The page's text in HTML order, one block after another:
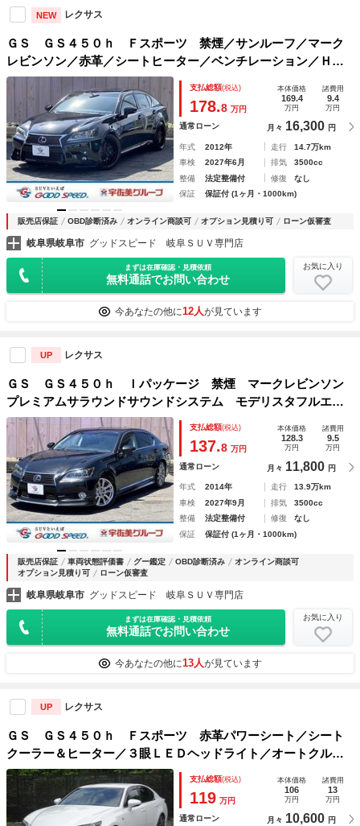
NEW レクサス
ＧＳ ＧＳ４５０ｈ Ｆスポーツ 禁煙／サンルーフ／マーク
レビンソン／赤革／シートヒーター／ベンチレーション／ＨＵ
Ｄ／パワーシート／シートメモリー／ＬＥＤヘッドライト／ク
リアランスソナー／純正ナビ／ＥＴＣ／ステアリングヒーター
支払総額(税込)
178.8 万円
本体価格
169.4
万円
諸費用
9.4
万円
通常ローン 月々 16,300 円
年式 2012年 走行
14.7万km
車検
2027年6月 排気
3500cc
整備
法定整備付 修復
なし
保証
保証付 (1ヶ月・1000km)
販売店保証 OBD診断済み オンライン商談可 オプション見積り可 ローン仮審査
岐阜県岐阜市 グッドスピード 岐阜ＳＵＶ専門店
まずは在庫確認・見積依頼
無料通話でお問い合わせ
お気に入り
今あなたの他に12人が見ています
UP レクサス
ＧＳ ＧＳ４５０ｈ Ｉパッケージ 禁煙 マークレビンソン
プレミアムサラウンドサウンドシステム モデリスタフルエア
ロ シートヒーター／ベンチレーション ＨＵＤ ＥＴＣ Ｂ
ＳＭ 純正１８インチアルミ バックカメラ クリアランスソ
ナー
支払総額(税込)
137.8 万円
本体価格
128.3
万円
諸費用
9.5
万円
通常ローン 月々 11,800 円
年式 2014年 走行
13.9万km
車検
2027年9月 排気
3500cc
整備
法定整備付 修復
なし
保証
保証付 (1ヶ月・1000km)
販売店保証 車両状態評価書 グー鑑定 OBD診断済み
オンライン商談可
オプション見積り可
ローン仮審査
岐阜県岐阜市 グッドスピード 岐阜ＳＵＶ専門店
まずは在庫確認・見積依頼
無料通話でお問い合わせ
お気に入り
今あなたの他に13人が見ています
UP レクサス
ＧＳ ＧＳ４５０ｈ Ｆスポーツ 赤革パワーシート／シート
クーラー＆ヒーター／３眼ＬＥＤヘッドライト／オートクルー
ズコントロール／ビルトインＥＴＣ／純正ナビＴＶ＆バックカ
メラ／Ｂｌｕｅｔｏｏｔｈオーディオ
支払総額(税込)
119 万円
本体価格
106
万円
諸費用
13
万円
通常ローン 月々 10,600 円